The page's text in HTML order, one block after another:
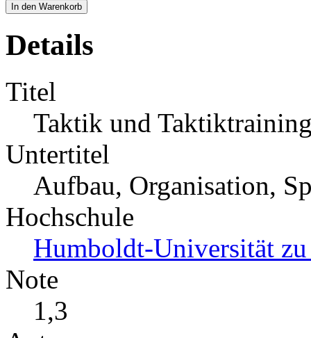
In den Warenkorb
Details
Titel
Taktik und
Untertitel
Aufbau, Organisation,
Hochschule
Humboldt-Universität
Note
1,3